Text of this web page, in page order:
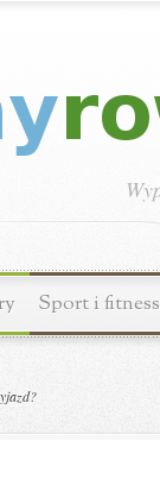
Sport i fitness